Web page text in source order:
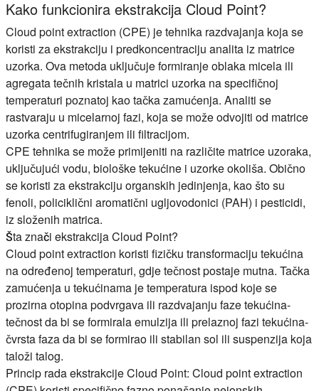
Kako funkcionira ekstrakcija Cloud Point?
Cloud point extraction (CPE) je tehnika razdvajanja koja se
koristi za ekstrakciju i predkoncentraciju analita iz matrice
uzorka. Ova metoda uključuje formiranje oblaka micela ili
agregata tečnih kristala u matrici uzorka na specifičnoj
temperaturi poznatoj kao tačka zamućenja. Analiti se
rastvaraju u micelarnoj fazi, koja se može odvojiti od matrice
uzorka centrifugiranjem ili filtracijom.
CPE tehnika se može primijeniti na različite matrice uzoraka,
uključujući vodu, biološke tekućine i uzorke okoliša. Obično
se koristi za ekstrakciju organskih jedinjenja, kao što su
fenoli, policiklični aromatični ugljovodonici (PAH) i pesticidi,
iz složenih matrica.
Šta znači ekstrakcija Cloud Point?
Cloud point extraction koristi fizičku transformaciju tekućina
na određenoj temperaturi, gdje tečnost postaje mutna. Tačka
zamućenja u tekućinama je temperatura ispod koje se
prozirna otopina podvrgava ili razdvajanju faze tekućina-
tečnost da bi se formirala emulzija ili prelaznoj fazi tekućina-
čvrsta faza da bi se formirao ili stabilan sol ili suspenzija koja
taloži talog.
Princip rada ekstrakcije Cloud Point: Cloud point extraction